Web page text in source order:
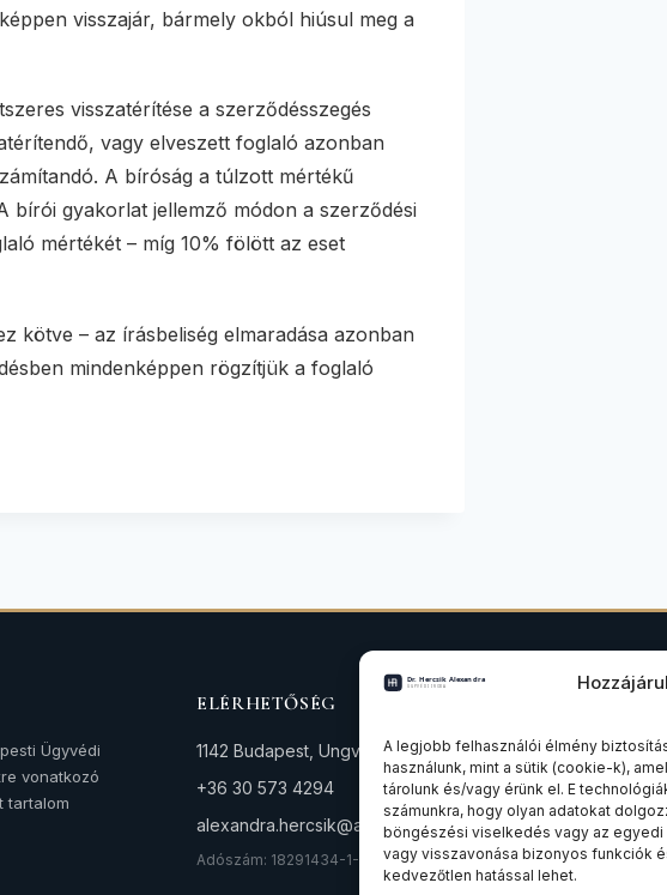
A legjobb felhasználói élmény
használunk, mint a sütik (cookie-k),
tárolunk és/vagy érünk el. E
számunkra, hogy olyan adatokat
böngészési viselkedés vagy az egyedi
vagy visszavonása bizonyos funkciók
kedvezőtlen hatással lehet.
visszajár, bármely okból hiúsul meg a
visszatérítése a szerződésszegés
vagy elveszett foglaló azonban
A bíróság a túlzott mértékű
bírói gyakorlat jellemző módon a szerződési
mértékét – míg 10% fölött az eset
kötve – az írásbeliség elmaradása azonban
mindenképpen rögzítjük a foglaló
Ügyvédi
vonatkozó
tartalom
ELÉRHETŐSÉG
1142 Budapest, Ungvár utca 64-66.
+36 30 573 4294
alexandra.hercsik@avocat.hu
Adószám: 18291434-1-42
Ingatlanjog
Társasági és
Felszámolási
Összes